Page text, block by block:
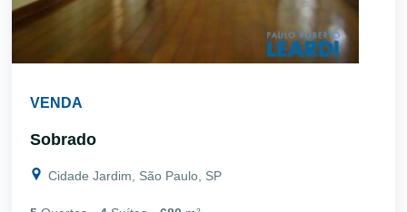
VENDA
Sobrado
Cidade Jardim, São Paulo, SP